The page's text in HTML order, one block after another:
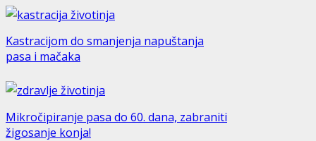
Kastracijom do smanjenja napuštanja
pasa i mačaka
Mikročipiranje pasa do 60. dana, zabraniti
žigosanje konja!